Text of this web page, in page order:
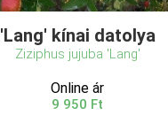
'Lang' kínai datolya
Ziziphus jujuba 'Lang'
Online ár
9 950 Ft